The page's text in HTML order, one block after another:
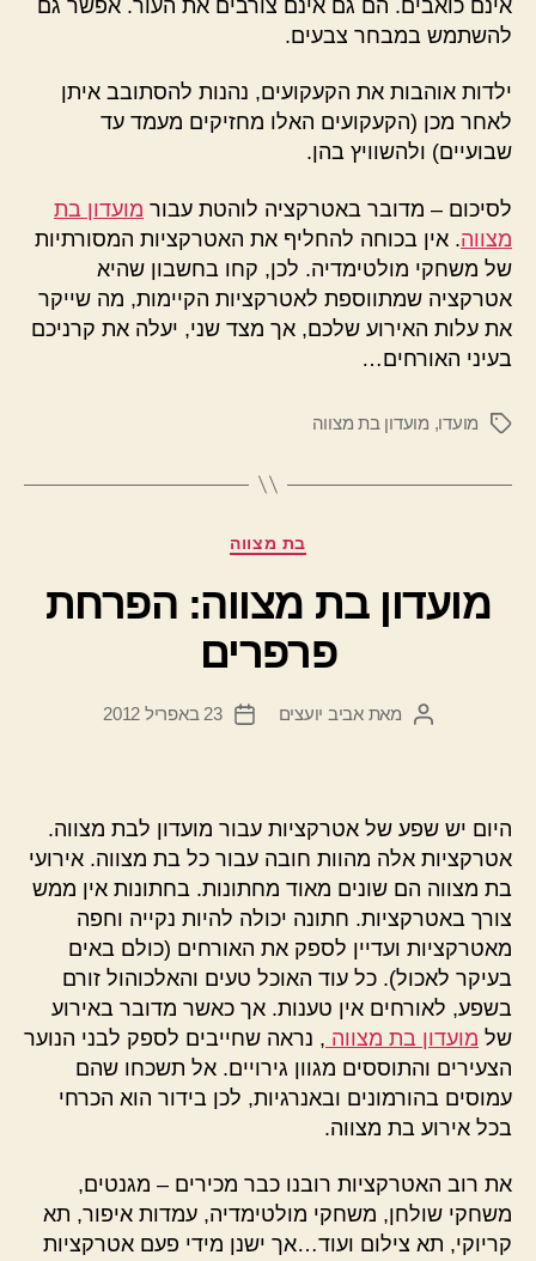
אינם כואבים. הם גם אינם צורבים את העור. אפשר גם
להשתמש במבחר צבעים.
ילדות אוהבות את הקעקועים, נהנות להסתובב איתן
לאחר מכן (הקעקועים האלו מחזיקים מעמד עד
שבועיים) ולהשוויץ בהן.
לסיכום – מדובר באטרקציה לוהטת עבור מועדון בת
מצווה. אין בכוחה להחליף את האטרקציות המסורתיות
של משחקי מולטימדיה. לכן, קחו בחשבון שהיא
אטרקציה שמתווספת לאטרקציות הקיימות, מה שייקר
את עלות האירוע שלכם, אך מצד שני, יעלה את קרניכם
בעיני האורחים…
תגיותמועדו, מועדון בת מצווה
קטגוריות
בת מצווה
מועדון בת מצווה: הפרחת
פרפרים
המחבר
מאתאביב יועצים
תאריך
23 באפריל 2012
היום יש שפע של אטרקציות עבור מועדון לבת מצווה.
אטרקציות אלה מהוות חובה עבור כל בת מצווה. אירועי
בת מצווה הם שונים מאוד מחתונות. בחתונות אין ממש
צורך באטרקציות. חתונה יכולה להיות נקייה וחפה
מאטרקציות ועדיין לספק את האורחים (כולם באים
בעיקר לאכול). כל עוד האוכל טעים והאלכוהול זורם
בשפע, לאורחים אין טענות. אך כאשר מדובר באירוע
של מועדון בת מצווה , נראה שחייבים לספק לבני הנוער
הצעירים והתוססים מגוון גירויים. אל תשכחו שהם
עמוסים בהורמונים ובאנרגיות, לכן בידור הוא הכרחי
בכל אירוע בת מצווה.
את רוב האטרקציות רובנו כבר מכירים – מגנטים,
משחקי שולחן, משחקי מולטימדיה, עמדות איפור, תא
קריוקי, תא צילום ועוד…אך ישנן מידי פעם אטרקציות